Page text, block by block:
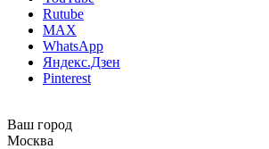
Rutube
MAX
WhatsApp
Яндекс.Дзен
Pinterest
Ваш город
Москва